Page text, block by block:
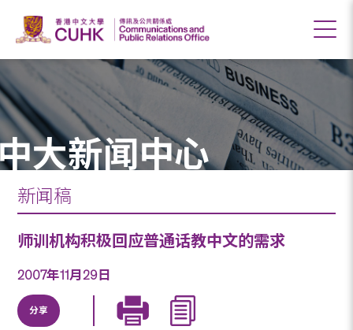
大新闻中心
新闻稿
师训机构积极回应普通话教中文的需求
2007年11月29日
分享